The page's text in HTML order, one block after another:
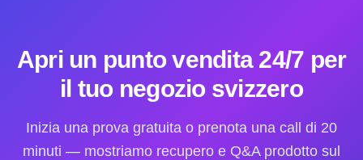
Apri un punto vendita 24/7 per
il tuo negozio svizzero
Inizia una prova gratuita o prenota una call di 20
minuti — mostriamo recupero e Q&A prodotto sul